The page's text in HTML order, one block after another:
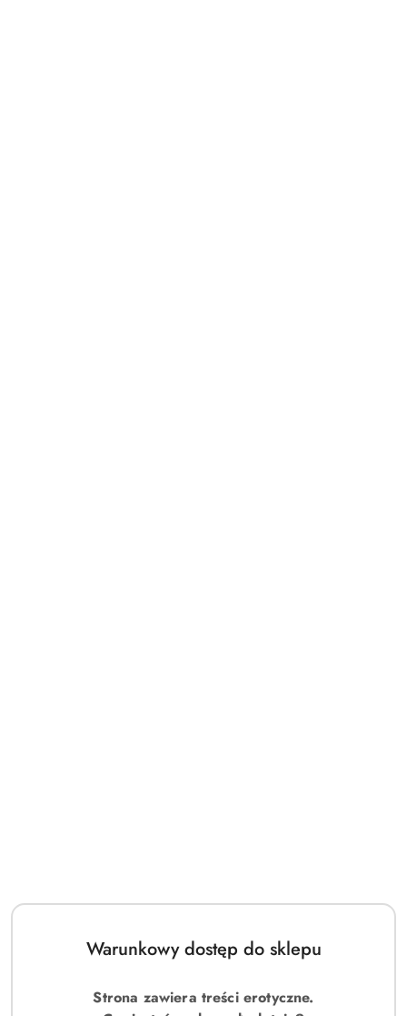
Warunkowy dostęp do sklepu
Strona zawiera treści erotyczne.